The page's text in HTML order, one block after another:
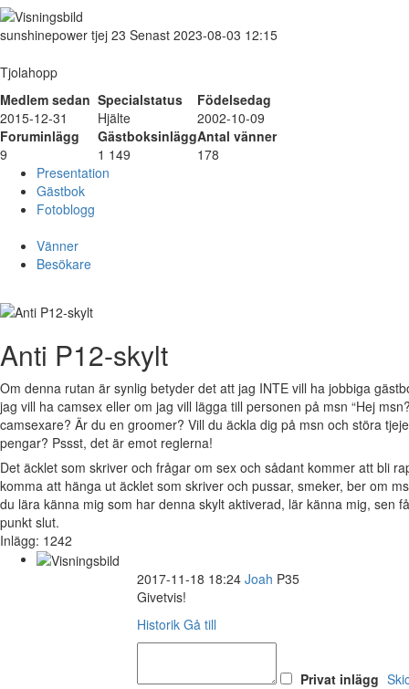
sunshinepower tjej 23 Senast 2023-08-03 12:15
Tjolahopp
Medlem sedan Specialstatus
Födelsedag
2015-12-31
Hjälte
2002-10-09
Foruminlägg
GästboksinläggAntal vänner
9
1 149
178
Presentation
Gästbok
Fotoblogg
Vänner
Besökare
Anti P12-skylt
Om denna rutan är synlig betyder det att jag INTE vill ha jobbiga
jag vill ha camsex eller om jag vill lägga till personen på msn “Hej
camsexare? Är du en groomer? Vill du äckla dig på msn och störa
pengar? Pssst, det är emot reglerna!
Det äcklet som skriver och frågar om sex och sådant kommer att bli
komma att hänga ut äcklet som skriver och pussar, smeker, ber om
du lära känna mig som har denna skylt aktiverad, lär känna mig,
punkt slut.
Inlägg: 1242
2017-11-18 18:24 Joah P35
Givetvis!
Historik Gå till
Privat inlägg